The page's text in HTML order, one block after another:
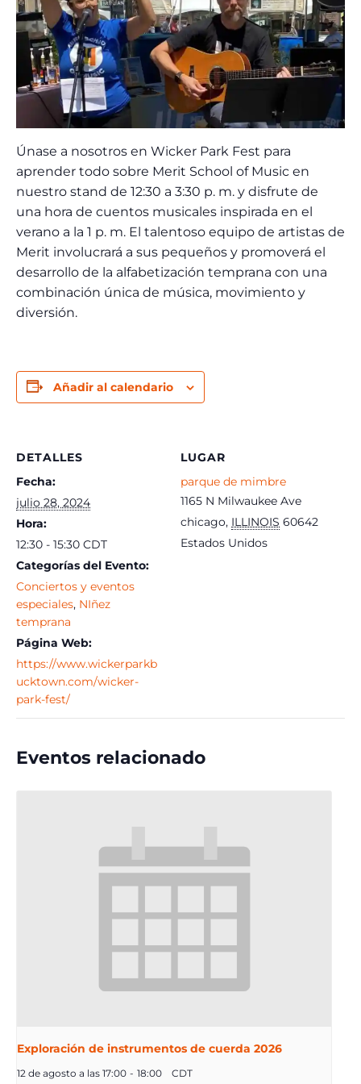
Únase a nosotros en Wicker Park Fest para
aprender todo sobre Merit School of Music en
nuestro stand de 12:30 a 3:30 p. m. y disfrute de
una hora de cuentos musicales inspirada en el
verano a la 1 p. m. El talentoso equipo de artistas de
Merit involucrará a sus pequeños y promoverá el
desarrollo de la alfabetización temprana con una
combinación única de música, movimiento y
diversión.
Añadir al calendario
DETALLES
Fecha:
julio 28, 2024
Hora:
12:30 - 15:30 CDT
Categorías del Evento:
Conciertos y eventos
especiales, NIñez
temprana
Página Web:
https://www.wickerparkb
ucktown.com/wicker-
park-fest/
LUGAR
parque de mimbre
1165 N Milwaukee Ave
chicago, ILLINOIS 60642
Estados Unidos
Eventos relacionado
Exploración de instrumentos de cuerda 2026
12 de agosto a las 17:00 - 18:00 CDT